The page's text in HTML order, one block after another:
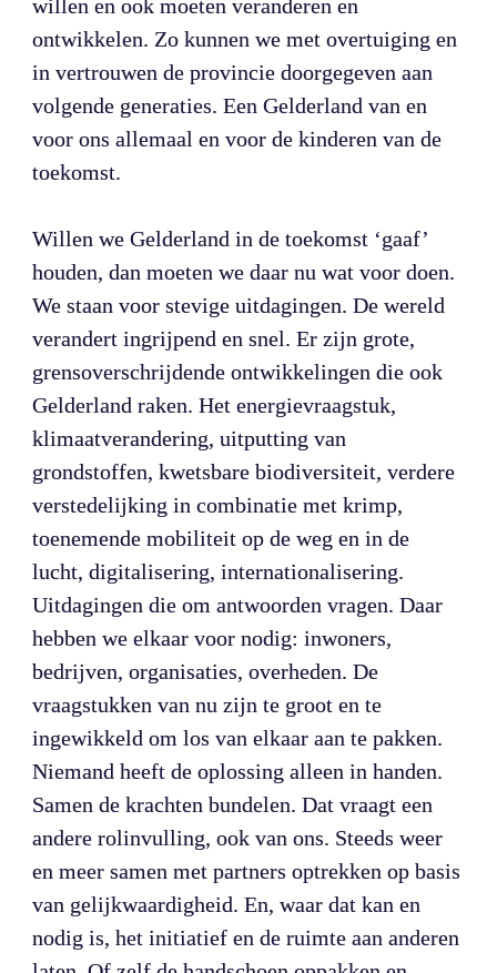
willen en ook moeten veranderen en
ontwikkelen. Zo kunnen we met overtuiging en
in vertrouwen de provincie doorgegeven aan
volgende generaties. Een Gelderland van en
voor ons allemaal en voor de kinderen van de
toekomst.
Willen we Gelderland in de toekomst ‘gaaf’
houden, dan moeten we daar nu wat voor doen.
We staan voor stevige uitdagingen. De wereld
verandert ingrijpend en snel. Er zijn grote,
grensoverschrijdende ontwikkelingen die ook
Gelderland raken. Het energievraagstuk,
klimaatverandering, uitputting van
grondstoffen, kwetsbare biodiversiteit, verdere
verstedelijking in combinatie met krimp,
toenemende mobiliteit op de weg en in de
lucht, digitalisering, internationalisering.
Uitdagingen die om antwoorden vragen. Daar
hebben we elkaar voor nodig: inwoners,
bedrijven, organisaties, overheden. De
vraagstukken van nu zijn te groot en te
ingewikkeld om los van elkaar aan te pakken.
Niemand heeft de oplossing alleen in handen.
Samen de krachten bundelen. Dat vraagt een
andere rolinvulling, ook van ons. Steeds weer
en meer samen met partners optrekken op basis
van gelijkwaardigheid. En, waar dat kan en
nodig is, het initiatief en de ruimte aan anderen